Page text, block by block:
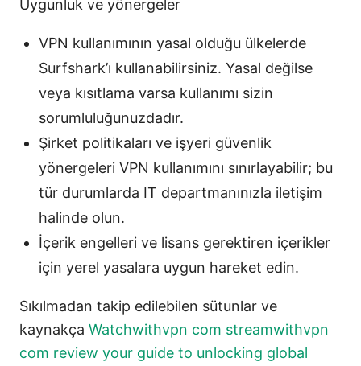
Uygunluk ve yönergeler
VPN kullanımının yasal olduğu ülkelerde
Surfshark’ı kullanabilirsiniz. Yasal değilse
veya kısıtlama varsa kullanımı sizin
sorumluluğunuzdadır.
Şirket politikaları ve işyeri güvenlik
yönergeleri VPN kullanımını sınırlayabilir; bu
tür durumlarda IT departmanınızla iletişim
halinde olun.
İçerik engelleri ve lisans gerektiren içerikler
için yerel yasalara uygun hareket edin.
Sıkılmadan takip edilebilen sütunlar ve
kaynakça Watchwithvpn com streamwithvpn
com review your guide to unlocking global